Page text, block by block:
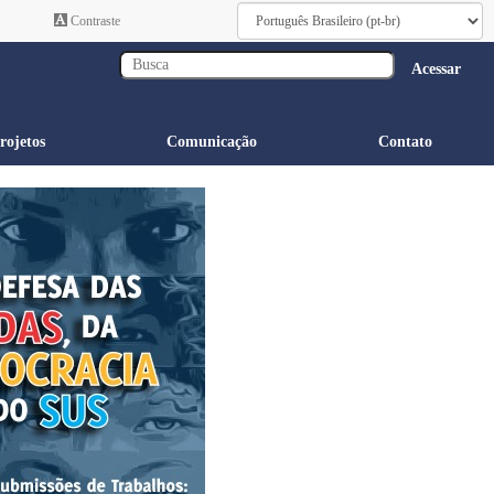
Contraste
Acessar
Comunicação Contato